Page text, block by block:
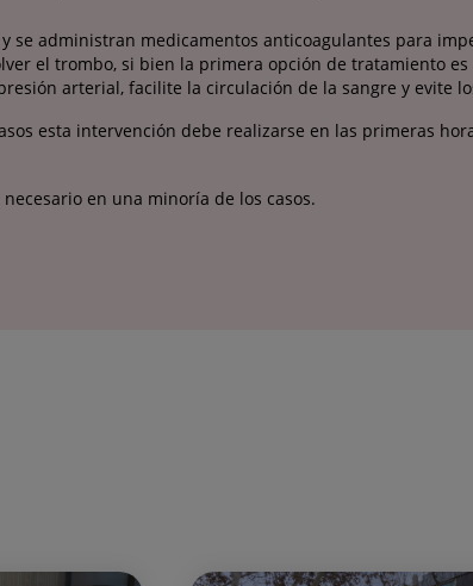
se administran medicamentos anticoagulantes para
el trombo, si bien la primera opción de tratamiento es
arterial, facilite la circulación de la sangre y evite
esta intervención debe realizarse en las primeras
en una minoría de los casos.